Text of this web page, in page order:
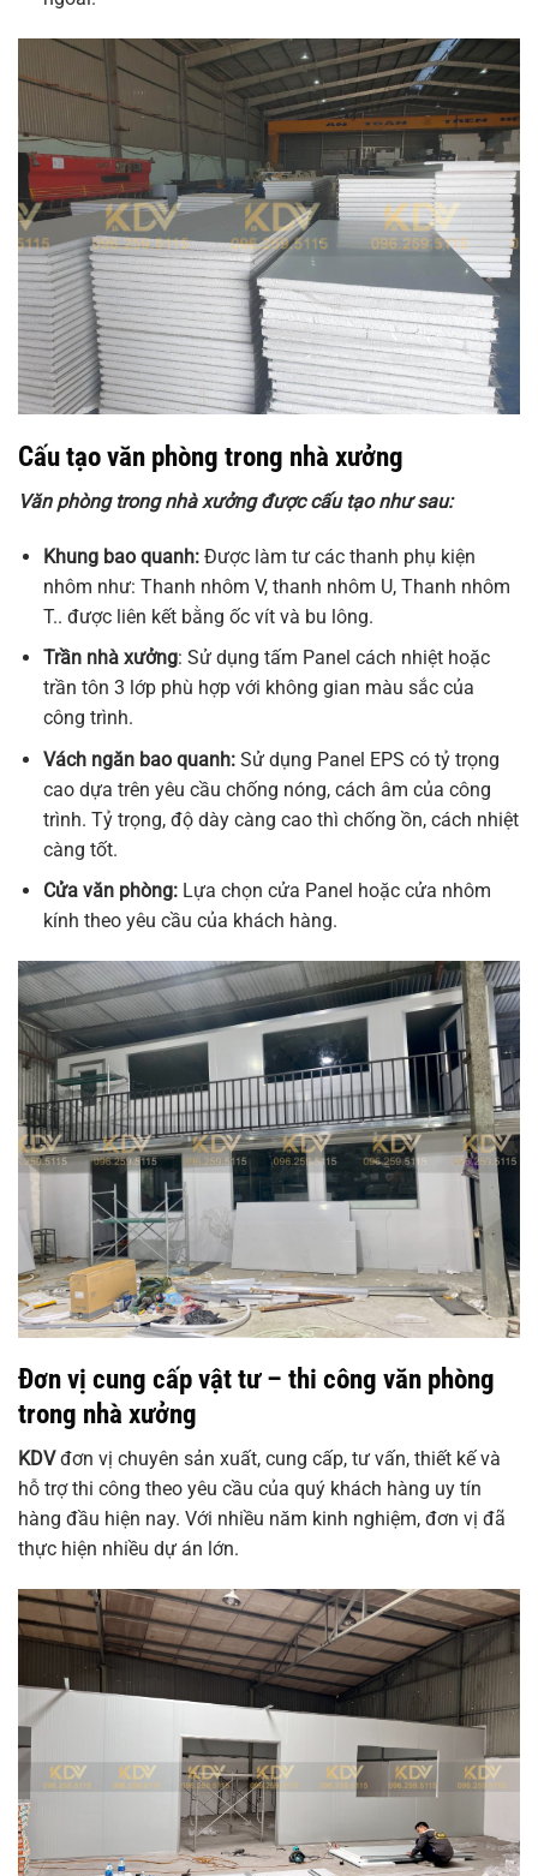
Cấu tạo văn phòng trong nhà xưởng
Văn phòng trong nhà xưởng được cấu tạo như sau:
Khung bao quanh:Được làm tư các thanh phụ kiện
nhôm như: Thanh nhôm V, thanh nhôm U, Thanh nhôm
T.. được liên kết bằng ốc vít và bu lông.
Trần nhà xưởng: Sử dụng tấm Panel cách nhiệt hoặc
trần tôn 3 lớp phù hợp với không gian màu sắc của
công trình.
Vách ngăn bao quanh: Sử dụng Panel EPS có tỷ trọng
cao dựa trên yêu cầu chống nóng, cách âm của công
trình. Tỷ trọng, độ dày càng cao thì chống ồn, cách nhiệt
càng tốt.
Cửa văn phòng:Lựa chọn cửa Panel hoặc cửa nhôm
kính theo yêu cầu của khách hàng.
Đơn vị cung cấp vật tư – thi công văn phòng
trong nhà xưởng
KDVđơn vị chuyên sản xuất, cung cấp, tư vấn, thiết kế và
hỗ trợ thi công theo yêu cầu của quý khách hàng uy tín
hàng đầu hiện nay. Với nhiều năm kinh nghiệm, đơn vị đã
thực hiện nhiều dự án lớn.